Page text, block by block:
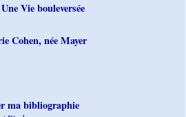
Vie bouleversée
Cohen, née Mayer
ma bibliographie